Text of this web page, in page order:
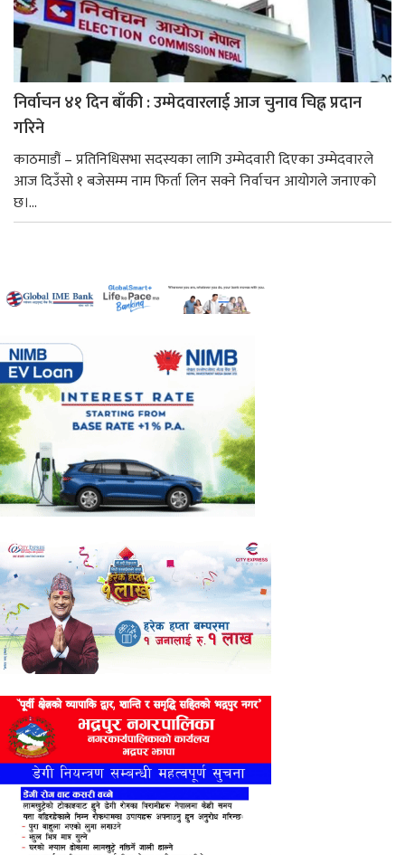
निर्वाचन ४१ दिन बाँकी : उम्मेदवारलाई आज चुनाव चिह्न प्रदान
गरिने
काठमाडौं – प्रतिनिधिसभा सदस्यका लागि उम्मेदवारी दिएका उम्मेदवारले
आज दिउँसो १ बजेसम्म नाम फिर्ता लिन सक्ने निर्वाचन आयोगले जनाएको
छ।...